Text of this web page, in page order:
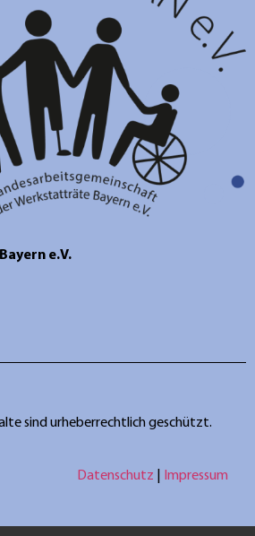
e.V.
sind urheberrechtlich geschützt.
Datenschutz Impressum